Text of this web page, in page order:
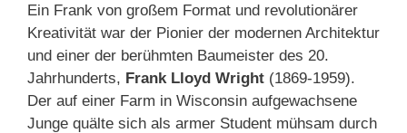
Ein Frank von großem Format und revolutionärer
Kreativität war der Pionier der modernen Architektur
und einer der berühmten Baumeister des 20.
Jahrhunderts, Frank Lloyd Wright (1869-1959).
Der auf einer Farm in Wisconsin aufgewachsene
Junge quälte sich als armer Student mühsam durch